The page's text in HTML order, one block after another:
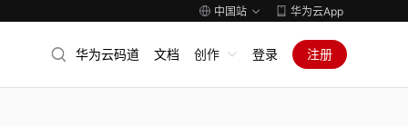
中国站 华为云App
华为云码道 文档 创作 登录 注册